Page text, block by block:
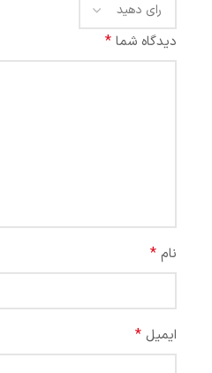
دیدگاه شما *
نام *
ایمیل *